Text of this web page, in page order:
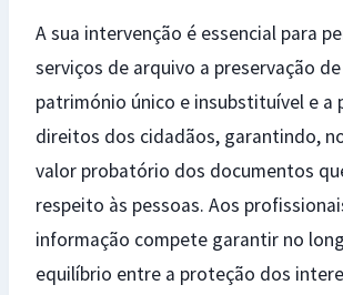
A sua intervenção é essencial para
serviços de arquivo a preservação
património único e insubstituível e a
direitos dos cidadãos, garantindo,
valor probatório dos documentos
respeito às pessoas. Aos
informação compete garantir no
equilíbrio entre a proteção dos